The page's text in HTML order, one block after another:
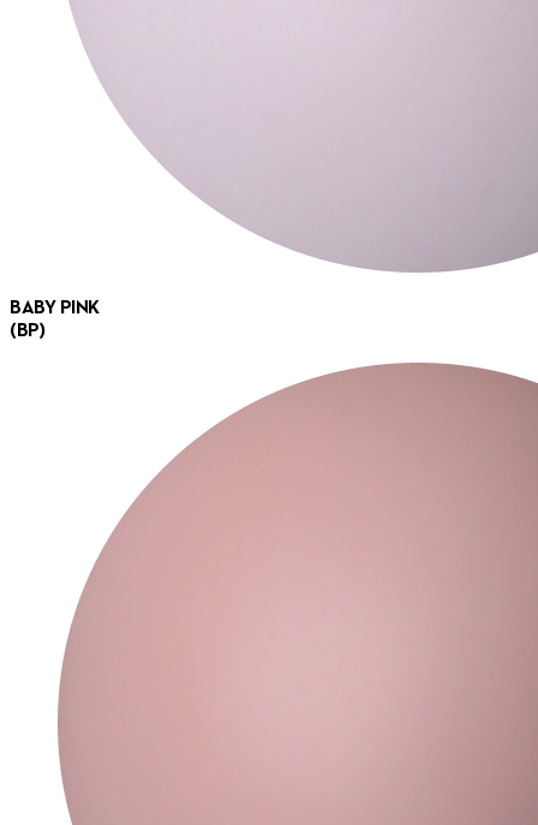
BABY PINK
(BP)